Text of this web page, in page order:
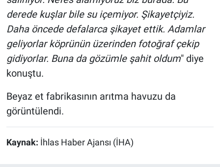
derede kuşlar bile su içemiyor. Şikayetçiyiz.
Daha öncede defalarca şikayet ettik. Adamlar
geliyorlar köprünün üzerinden fotoğraf çekip
gidiyorlar. Buna da gözümle şahit oldum" diye
konuştu.
Beyaz et fabrikasının arıtma havuzu da
görüntülendi.
Kaynak: İhlas Haber Ajansı (İHA)